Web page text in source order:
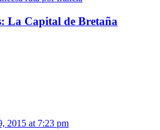
La Capital de Bretaña
2015 at 7:23 pm